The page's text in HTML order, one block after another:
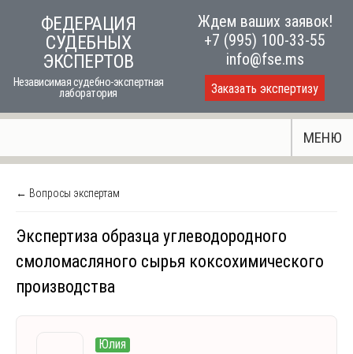
ФЕДЕРАЦИЯ
СУДЕБНЫХ
ЭКСПЕРТОВ
Независимая судебно-экспертная
лаборатория
Ждем ваших заявок!
+7 (995) 100-33-55
info@fse.ms
Заказать экспертизу
МЕНЮ
← Вопросы экспертам
Экспертиза образца углеводородного
смоломасляного сырья коксохимического
производства
Юлия